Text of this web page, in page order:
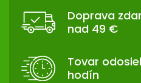
Doprava
nad 49 €
Tovar
hodín